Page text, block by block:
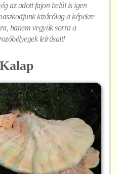
az adott fajon belül is igen
kizárólag a képekre
hanem vegyük sorra a
leírásait!
Kalap